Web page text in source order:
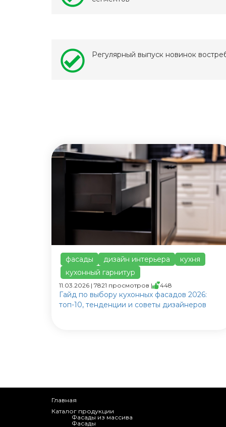
Регулярный выпуск новинок
фасады дизайн интерьера
кухня
кухонный гарнитур
11.03.2026 | 7821 просмотров | 448
Гайд по выбору кухонных фасадов 2026:
топ-10, тенденции и советы дизайнеров
Главная
Каталог продукции
Фасады из массива
Фасады